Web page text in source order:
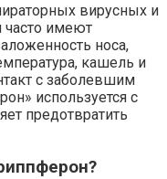
вирусных и
часто имеют
носа,
кашель и
с заболевшим
используется с
предотвратить